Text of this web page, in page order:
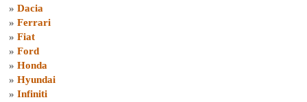
» Dacia
» Ferrari
» Fiat
» Ford
» Honda
» Hyundai
» Infiniti